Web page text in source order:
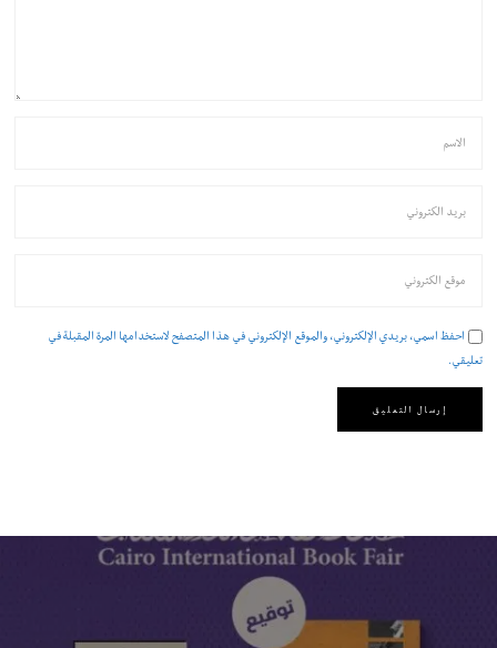
احفظ اسمي، بريدي الإلكتروني، والموقع الإلكتروني في هذا المتصفح لاستخدامها المرة المقبلة في
تعليقي.